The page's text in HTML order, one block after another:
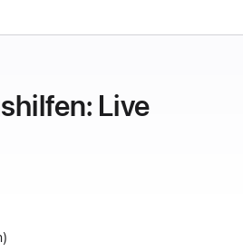
Live